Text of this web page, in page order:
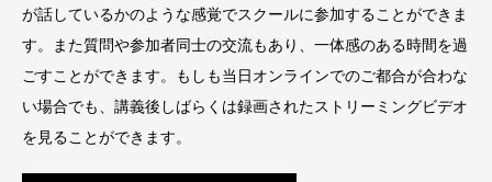
が話しているかのような感覚でスクールに参加することができま
す。また質問や参加者同士の交流もあり、一体感のある時間を過
ごすことができます。もしも当日オンラインでのご都合が合わな
い場合でも、講義後しばらくは録画されたストリーミングビデオ
を見ることができます。